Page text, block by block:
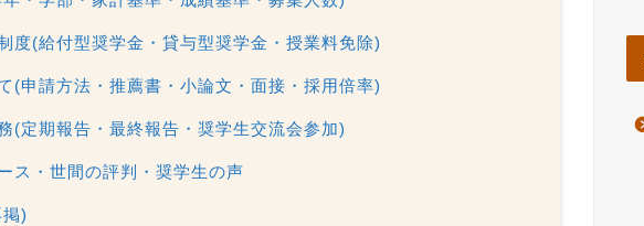
度(給付型奨学金・貸与型奨学金・授業料免除)
(申請方法・推薦書・小論文・面接・採用倍率)
(定期報告・最終報告・奨学生交流会参加)
ス・世間の評判・奨学生の声
)